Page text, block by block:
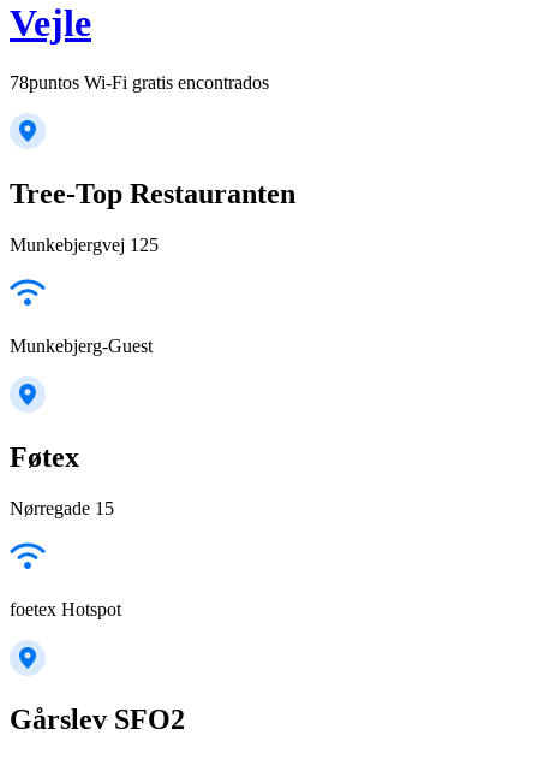
Vejle
78puntos Wi-Fi gratis encontrados
Tree-Top Restauranten
Munkebjergvej 125
Munkebjerg-Guest
Føtex
Nørregade 15
foetex Hotspot
Gårslev SFO2